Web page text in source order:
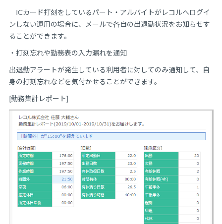
ICカード打刻をしているパート・アルバイトがレコルへログイ
ンしない運用の場合に、メールで各自の出退勤状況をお知らせす
ることができます。
・打刻忘れや勤務表の入力漏れを通知
出退勤アラートが発生している利用者に対してのみ通知して、自
身の打刻忘れなどを気付かせることができます。
[勤務集計レポート]